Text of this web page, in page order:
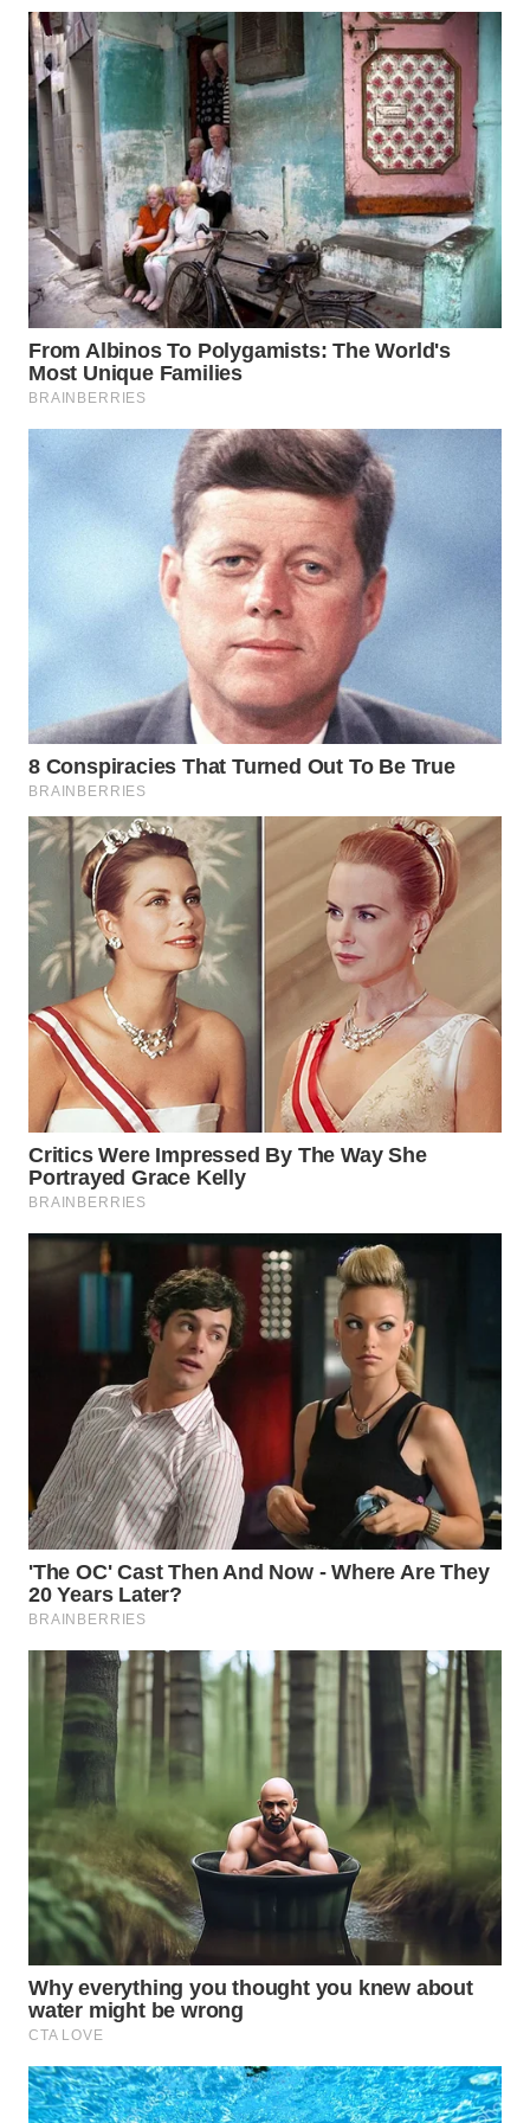
WN
INDRAMAYU
KUNINGAN
WN
MAJALENGKA
WN
SUBANG
WN
PURWAKARTA
PRIANGAN
SEMARANG
WN
SOLO
WN
BOROBUDUR
WN
MADURA
WN
SURABAYA
NATUNA
WN
BINTAN
LIKUPANG
WN
LABUANBAJO
BORNEO
Wahana
Media
WAHANA
NEWS
WAHANA
TANI
WAHANA
ADVOKAT
WAHANA
INFRASTRUKTUR
WAHANA
KONSUMEN